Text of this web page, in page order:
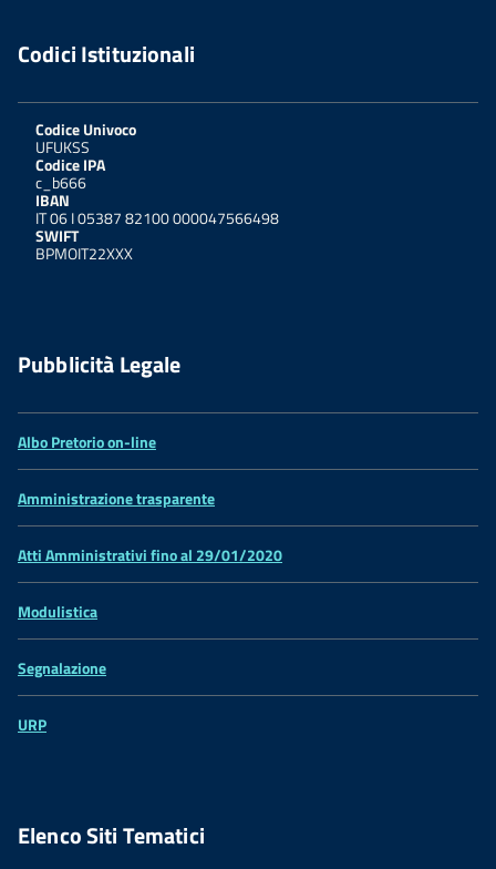
Codici Istituzionali
Codice Univoco
UFUKSS
Codice IPA
c_b666
IBAN
IT 06 I 05387 82100 000047566498
SWIFT
BPMOIT22XXX
Pubblicità Legale
Albo Pretorio on-line
Amministrazione trasparente
Atti Amministrativi fino al 29/01/2020
Modulistica
Segnalazione
URP
Elenco Siti Tematici